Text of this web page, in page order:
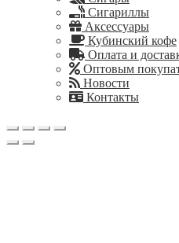
Сигариллы
Аксессуары
Кубинский кофе
Оплата и
Оптовым
Новости
Контакты